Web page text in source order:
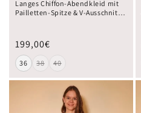
Langes Chiffon-Abendkleid mit
Pailletten-Spitze & V-Ausschnitt,
199,00€
36 38 40